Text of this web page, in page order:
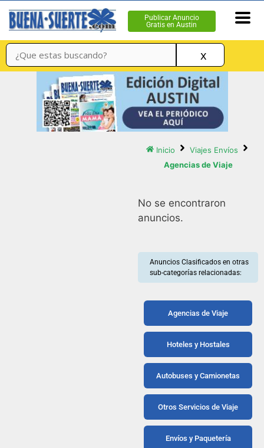
Publicar Anuncio
Gratis en Austin
x
Inicio
Viajes Envíos
Agencias de Viaje
No se encontraron
anuncios.
Anuncios Clasificados en otras
sub-categorías relacionadas:
Agencias de Viaje
Hoteles y Hostales
Autobuses y Camionetas
Otros Servicios de Viaje
Envíos y Paquetería